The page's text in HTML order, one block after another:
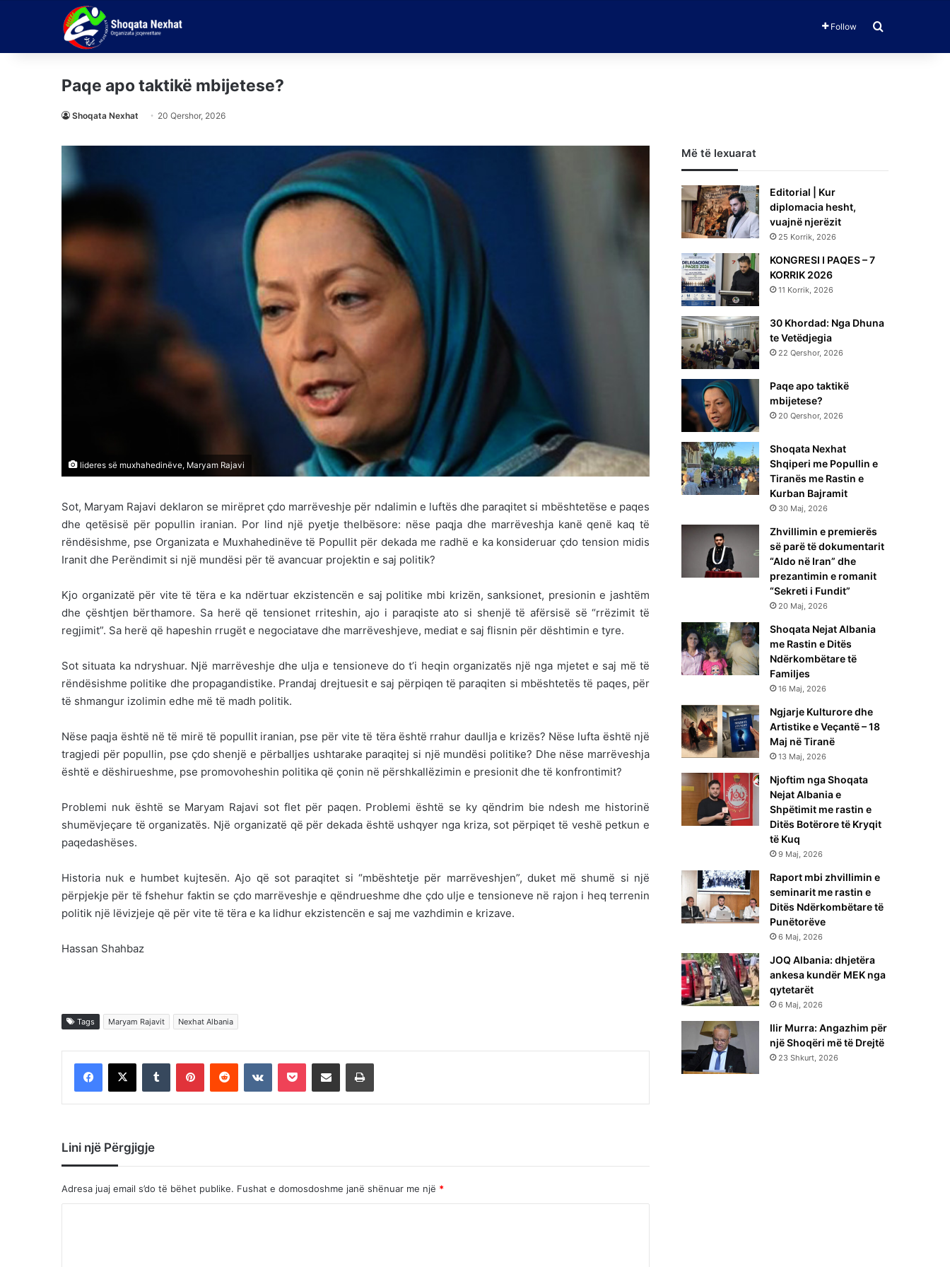
Follow Search for
Paqe apo taktikë mbijetese?
Shoqata Nexhat 20 Qershor, 2026
lideres së muxhahedinëve, Maryam Rajavi
Sot, Maryam Rajavi deklaron se mirëpret çdo marrëveshje për ndalimin e luftës dhe paraqitet si mbështetëse e paqes
dhe qetësisë për popullin iranian. Por lind një pyetje thelbësore: nëse paqja dhe marrëveshja kanë qenë kaq të
rëndësishme, pse Organizata e Muxhahedinëve të Popullit për dekada me radhë e ka konsideruar çdo tension midis
Iranit dhe Perëndimit si një mundësi për të avancuar projektin e saj politik?
Kjo organizatë për vite të tëra e ka ndërtuar ekzistencën e saj politike mbi krizën, sanksionet, presionin e jashtëm
dhe çështjen bërthamore. Sa herë që tensionet rriteshin, ajo i paraqiste ato si shenjë të afërsisë së “rrëzimit të
regjimit”. Sa herë që hapeshin rrugët e negociatave dhe marrëveshjeve, mediat e saj flisnin për dështimin e tyre.
Sot situata ka ndryshuar. Një marrëveshje dhe ulja e tensioneve do t’i heqin organizatës një nga mjetet e saj më të
rëndësishme politike dhe propagandistike. Prandaj drejtuesit e saj përpiqen të paraqiten si mbështetës të paqes, për
të shmangur izolimin edhe më të madh politik.
Nëse paqja është në të mirë të popullit iranian, pse për vite të tëra është rrahur daullja e krizës? Nëse lufta është një
tragjedi për popullin, pse çdo shenjë e përballjes ushtarake paraqitej si një mundësi politike? Dhe nëse marrëveshja
është e dëshirueshme, pse promovoheshin politika që çonin në përshkallëzimin e presionit dhe të konfrontimit?
Problemi nuk është se Maryam Rajavi sot flet për paqen. Problemi është se ky qëndrim bie ndesh me historinë
shumëvjeçare të organizatës. Një organizatë që për dekada është ushqyer nga kriza, sot përpiqet të veshë petkun e
paqedashëses.
Historia nuk e humbet kujtesën. Ajo që sot paraqitet si “mbështetje për marrëveshjen”, duket më shumë si një
përpjekje për të fshehur faktin se çdo marrëveshje e qëndrueshme dhe çdo ulje e tensioneve në rajon i heq terrenin
politik një lëvizjeje që për vite të tëra e ka lidhur ekzistencën e saj me vazhdimin e krizave.
Hassan Shahbaz
Tags Maryam Rajavit Nexhat Albania
Facebook
X Tumblr PinterestReddit VKontaktePocket Share via Email Print
Lini një Përgjigje
Adresa juaj email s’do të bëhet publike. Fushat e domosdoshme janë shënuar me një *
Më të lexuarat
Editorial | Kur
diplomacia hesht,
vuajnë njerëzit
25 Korrik, 2026
KONGRESI I PAQES – 7
KORRIK 2026
11 Korrik, 2026
30 Khordad: Nga Dhuna
te Vetëdjegia
22 Qershor, 2026
Paqe apo taktikë
mbijetese?
20 Qershor, 2026
Shoqata Nexhat
Shqiperi me Popullin e
Tiranës me Rastin e
Kurban Bajramit
30 Maj, 2026
Zhvillimin e premierës
së parë të dokumentarit
“Aldo në Iran” dhe
prezantimin e romanit
“Sekreti i Fundit”
20 Maj, 2026
Shoqata Nejat Albania
me Rastin e Ditës
Ndërkombëtare të
Familjes
16 Maj, 2026
Ngjarje Kulturore dhe
Artistike e Veçantë – 18
Maj në Tiranë
13 Maj, 2026
Njoftim nga Shoqata
Nejat Albania e
Shpëtimit me rastin e
Ditës Botërore të Kryqit
të Kuq
9 Maj, 2026
Raport mbi zhvillimin e
seminarit me rastin e
Ditës Ndërkombëtare të
Punëtorëve
6 Maj, 2026
JOQ Albania: dhjetëra
ankesa kundër MEK nga
qytetarët
6 Maj, 2026
Ilir Murra: Angazhim për
një Shoqëri më të Drejtë
23 Shkurt, 2026